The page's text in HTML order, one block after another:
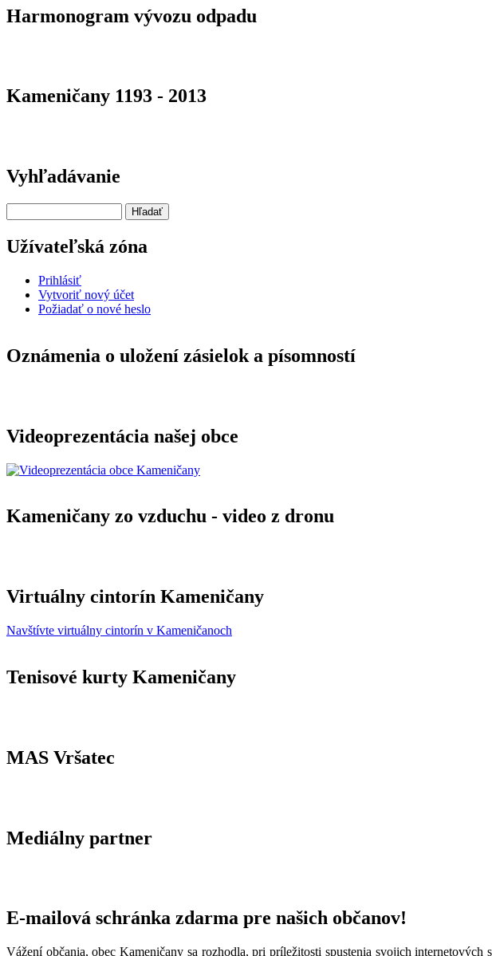
Harmonogram vývozu odpadu
Kameničany 1193 - 2013
Vyhľadávanie
Užívateľská zóna
Prihlásiť
Vytvoriť nový účet
Požiadať o nové heslo
Oznámenia o uložení zásielok a písomností
Videoprezentácia našej obce
Kameničany zo vzduchu - video z dronu
Virtuálny cintorín Kameničany
Navštívte virtuálny cintorín v Kameničanoch
Tenisové kurty Kameničany
MAS Vršatec
Mediálny partner
E-mailová schránka zdarma pre našich občanov!
Vážení občania, obec Kameničany sa rozhodla, pri príležitosti spustenia svojich